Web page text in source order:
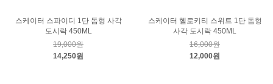
스케이터 스파이디 1단 돔형 사각
도시락 450ML
19,000원
14,250원
스케이터 헬로키티 스위트 1단 돔형
사각 도시락 450ML
16,000원
12,000원